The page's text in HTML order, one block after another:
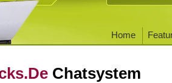
Home
Chatsystem